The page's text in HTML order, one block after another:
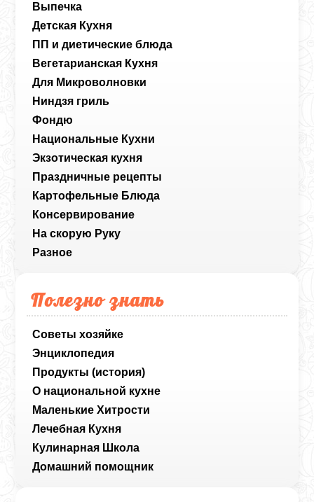
Выпечка
Детская Кухня
ПП и диетические блюда
Вегетарианская Кухня
Для Микроволновки
Ниндзя гриль
Фондю
Национальные Кухни
Экзотическая кухня
Праздничные рецепты
Картофельные Блюда
Консервирование
На скорую Руку
Разное
Полезно знать
Советы хозяйке
Энциклопедия
Продукты (история)
О национальной кухне
Маленькие Хитрости
Лечебная Кухня
Кулинарная Школа
Домашний помощник